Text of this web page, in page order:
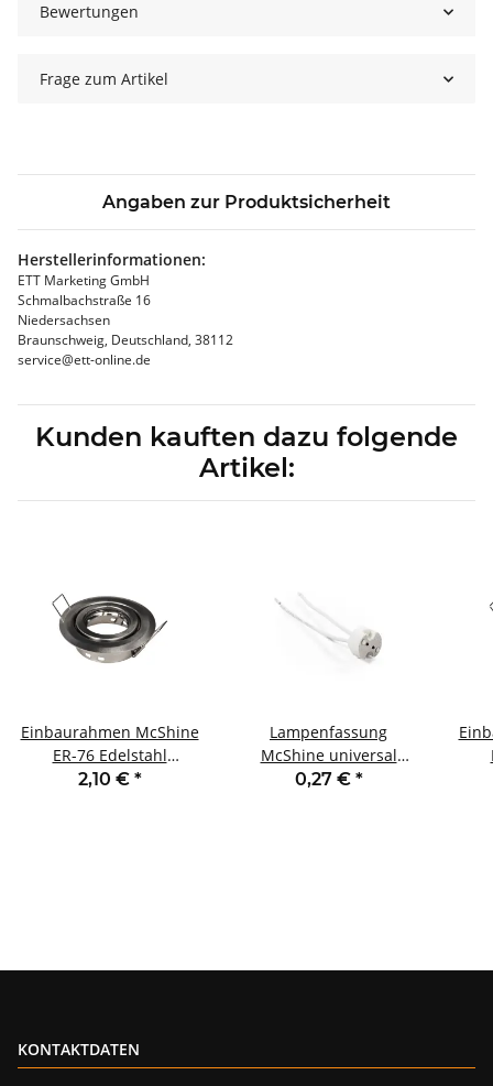
Bewertungen
Frage zum Artikel
Angaben zur Produktsicherheit
Herstellerinformationen:
ETT Marketing GmbH
Schmalbachstraße 16
Niedersachsen
Braunschweig, Deutschland, 38112
service@ett-online.de
Kunden kauften dazu folgende
Artikel:
Einbaurahmen McShine
ER-76 Edelstahl
gebürstet Ø76mm
2,10 € *
Lampenfassung
McShine universal
G4/GX5.3/GY6.35
0,27 € *
KONTAKTDATEN